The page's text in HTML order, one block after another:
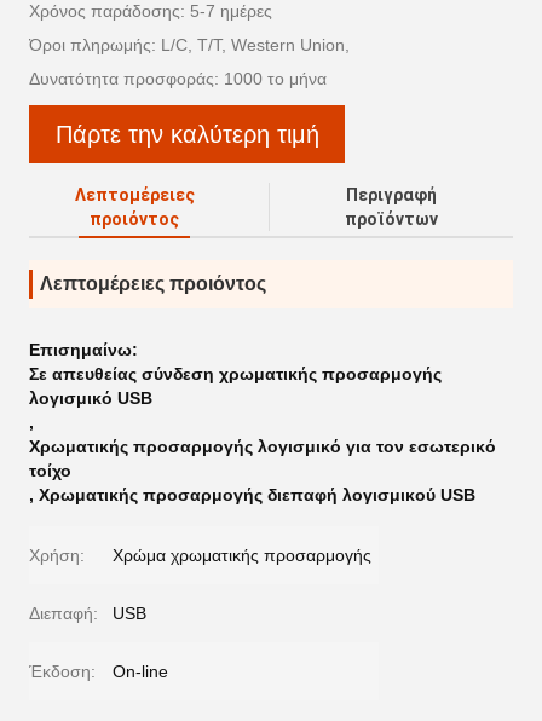
Χρόνος παράδοσης: 5-7 ημέρες
Όροι πληρωμής: L/C, T/T, Western Union,
Δυνατότητα προσφοράς: 1000 το μήνα
Πάρτε την καλύτερη τιμή
Λεπτομέρειες
προιόντος
Περιγραφή
προϊόντων
Λεπτομέρειες προιόντος
Επισημαίνω:
Σε απευθείας σύνδεση χρωματικής προσαρμογής
λογισμικό USB
,
Χρωματικής προσαρμογής λογισμικό για τον εσωτερικό
τοίχο
, Χρωματικής προσαρμογής διεπαφή λογισμικού USB
Χρήση: Χρώμα χρωματικής προσαρμογής
Διεπαφή: USB
Έκδοση: On-line